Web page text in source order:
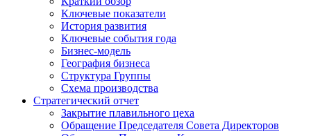
Ключевые показатели
История развития
Ключевые события года
Бизнес-модель
География бизнеса
Структура Группы
Схема производства
Стратегический отчет
Закрытие плавильного цеха
Обращение Председателя Совета Директоров